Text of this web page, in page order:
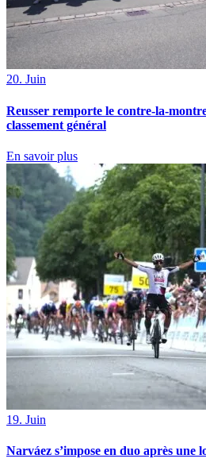
20. Juin
Reusser remporte le contre-la-
classement général
En savoir plus
19. Juin
Narváez s’impose en duo après une